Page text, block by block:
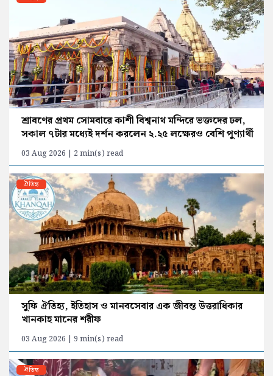
শ্রাবণের প্রথম সোমবারে কাশী বিশ্বনাথ মন্দিরে ভক্তদের ঢল,
সকাল ৭টার মধ্যেই দর্শন করলেন ২.২৫ লক্ষেরও বেশি পুণ্যার্থী
03 Aug 2026 | 2 min(s) read
ঐতিহ্য
সুফি ঐতিহ্য, ইতিহাস ও মানবসেবার এক জীবন্ত উত্তরাধিকার
খানকাহ মানের শরীফ
03 Aug 2026 | 9 min(s) read
ঐতিহ্য